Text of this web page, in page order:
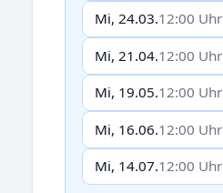
Mi, 24.03.12:00 Uhr
Mi, 21.04.12:00 Uhr
Mi, 19.05.12:00 Uhr
Mi, 16.06.12:00 Uhr
Mi, 14.07.12:00 Uhr